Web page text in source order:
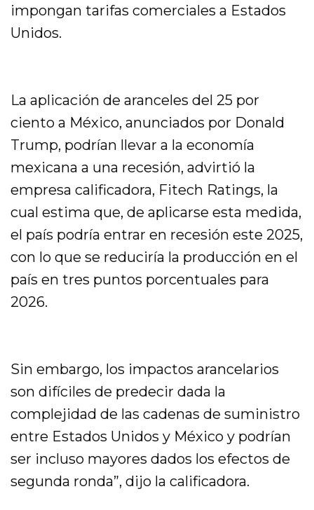
impongan tarifas comerciales a Estados
Unidos.
La aplicación de aranceles del 25 por
ciento a México, anunciados por Donald
Trump, podrían llevar a la economía
mexicana a una recesión, advirtió la
empresa calificadora, Fitech Ratings, la
cual estima que, de aplicarse esta medida,
el país podría entrar en recesión este 2025,
con lo que se reduciría la producción en el
país en tres puntos porcentuales para
2026.
Sin embargo, los impactos arancelarios
son difíciles de predecir dada la
complejidad de las cadenas de suministro
entre Estados Unidos y México y podrían
ser incluso mayores dados los efectos de
segunda ronda”, dijo la calificadora.